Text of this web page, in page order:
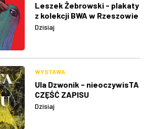
Leszek Żebrowski - plakaty
z kolekcji BWA w Rzeszowie
Dzisiaj
WYSTAWA
Ula Dzwonik - nieoczywisTA
CZĘŚĆ ZAPISU
Dzisiaj